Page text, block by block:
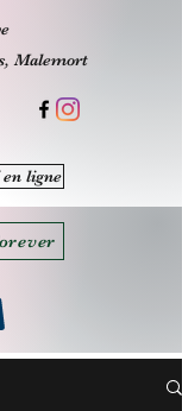
Malemort
en ligne